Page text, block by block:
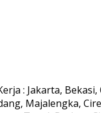
: Jakarta,
Majalengka,